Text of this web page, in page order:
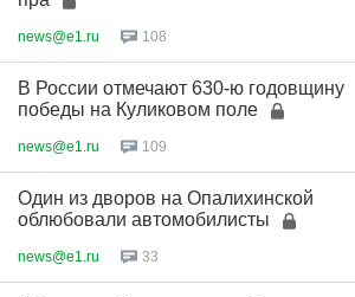
news@e1.ru 108
В России отмечают 630-ю годовщину
победы на Куликовом поле
news@e1.ru 109
Один из дворов на Опалихинской
облюбовали автомобилисты
news@e1.ru 33